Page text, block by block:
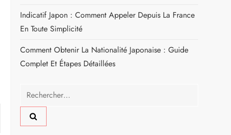
Indicatif Japon : Comment Appeler Depuis La France
En Toute Simplicité
Comment Obtenir La Nationalité Japonaise : Guide
Complet Et Étapes Détaillées
Rechercher :